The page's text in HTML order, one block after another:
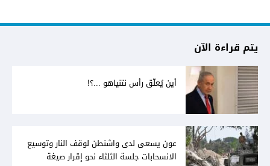
يتم قراءة الآن
أين يُعلّق رأس نتنياهو ...؟!
عون يسعى لدى واشنطن لوقف النار وتوسيع
الانسحابات جلسة الثلثاء نحو إقرار صيغة